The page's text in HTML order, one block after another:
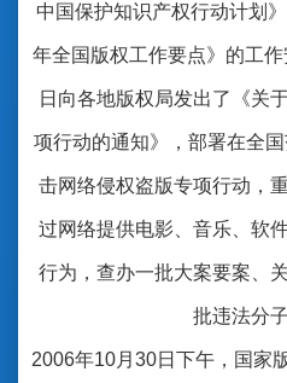
中国保护知识产权行动计划
年全国版权工作要点》的工
日向各地版权局发出了《关
项行动的通知》，部署在全
击网络侵权盗版专项行动，
过网络提供电影、音乐、软
行为，查办一批大案要案、
批违法
2006年10月30日下午，国家